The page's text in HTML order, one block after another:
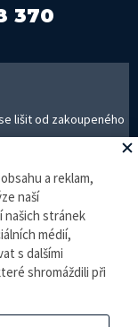
370
lišit od zakoupeného
a reklam,
naší
našich stránek
médií,
s dalšími
shromáždili při